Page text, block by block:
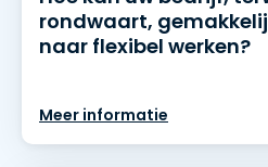
rondwaart,
naar flexibel werken?
Meer informatie